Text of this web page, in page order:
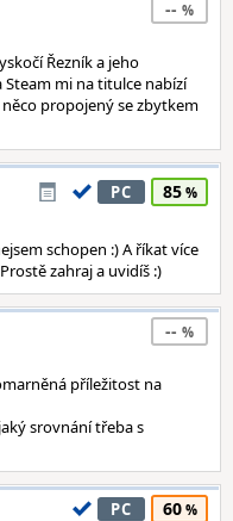
--
Řezník a jeho
mi na titulce nabízí
propojený se zbytkem
PC 85
schopen :) A říkat více
zahraj a uvidíš :)
--
příležitost na
srovnání třeba s
PC 60